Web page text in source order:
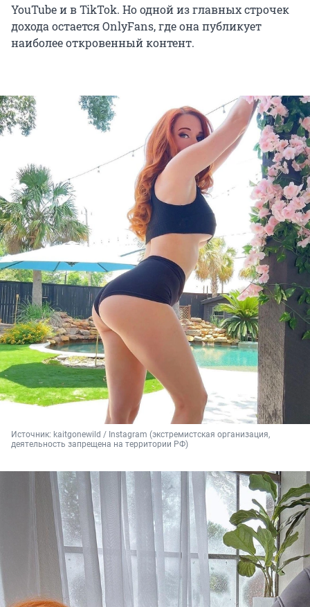
YouTube и в TikTok. Но одной из главных строчек
дохода остается OnlyFans, где она публикует
наиболее откровенный контент.
Источник: kaitgonewild / Instagram (экстремистская организация,
деятельность запрещена на территории РФ)